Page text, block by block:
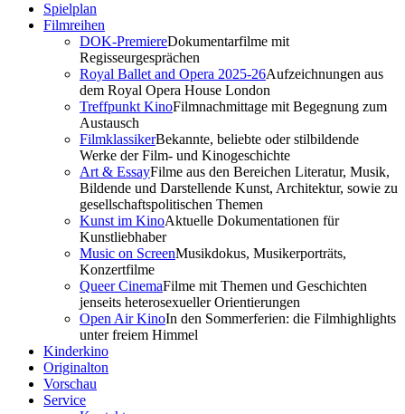
Spielplan
Filmreihen
DOK-PremiereDokumentarfilme mit
Regisseurgesprächen
Royal Ballet and Opera 2025-26Aufzeichnungen aus
dem Royal Opera House London
Treffpunkt KinoFilmnachmittage mit Begegnung zum
Austausch
FilmklassikerBekannte, beliebte oder stilbildende
Werke der Film- und Kinogeschichte
Art & EssayFilme aus den Bereichen Literatur, Musik,
Bildende und Darstellende Kunst, Architektur, sowie zu
gesellschaftspolitischen Themen
Kunst im KinoAktuelle Dokumentationen für
Kunstliebhaber
Music on ScreenMusikdokus, Musikerporträts,
Konzertfilme
Queer CinemaFilme mit Themen und Geschichten
jenseits heterosexueller Orientierungen
Open Air KinoIn den Sommerferien: die Filmhighlights
unter freiem Himmel
Kinderkino
Originalton
Vorschau
Service